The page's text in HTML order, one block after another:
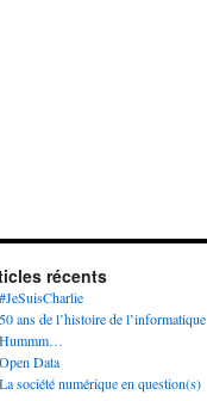
récents
#JeSuisCharlie
50 ans de l’histoire de l’informatique
Hummm…
Open Data
La société numérique en question(s)